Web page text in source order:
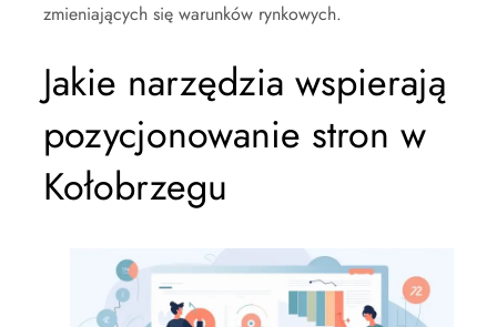
zmieniających się warunków rynkowych.
Jakie narzędzia wspierają
pozycjonowanie stron w
Kołobrzegu